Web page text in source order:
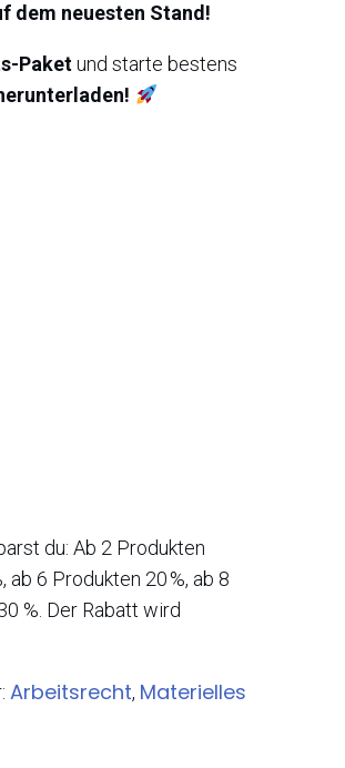
dem neuesten Stand!
Paketund starte bestens
du: Ab 2 Produkten
6 Produkten 20 %, ab 8
%. Der Rabatt wird
Arbeitsrecht, Materielles